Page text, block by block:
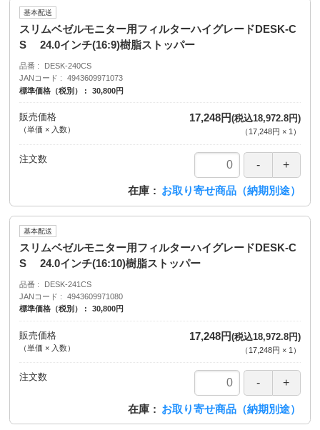
基本配送
スリムベゼルモニター用フィルターハイグレードDESK-C
S 24.0インチ(16:9)樹脂ストッパー
品番
DESK-240CS
JANコード
4943609971073
標準価格（税別）
30,800円
販売価格
（単価 × 入数）
17,248円(税込18,972.8円)
（ 17,248円 × 1 ）
注文数
在庫 お取り寄せ商品（納期別途）
基本配送
スリムベゼルモニター用フィルターハイグレードDESK-C
S 24.0インチ(16:10)樹脂ストッパー
品番
DESK-241CS
JANコード
4943609971080
標準価格（税別）
30,800円
販売価格
（単価 × 入数）
17,248円(税込18,972.8円)
（ 17,248円 × 1 ）
注文数
在庫 お取り寄せ商品（納期別途）